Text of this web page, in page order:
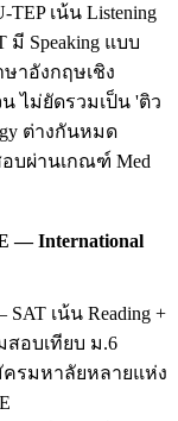
เน้น Listening
มี Speaking แบบ
ษาอังกฤษเชิง
ไม่ยัดรวมเป็น 'ติว
ต่างกันหมด
อบผ่านเกณฑ์ Med
— International
เน้น Reading +
มสอบเทียบ ม.6
มัครมหาลัยหลายแห่ง